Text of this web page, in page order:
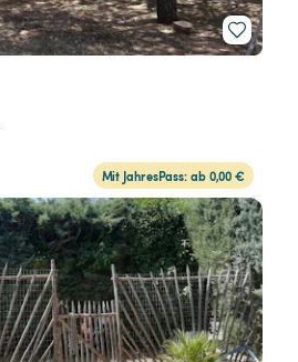
Mit JahresPass: ab 0,00 €